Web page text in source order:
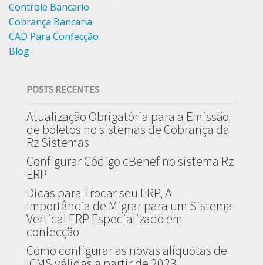
Controle Bancario
Cobrança Bancaria
CAD Para Confecção
Blog
POSTS RECENTES
Atualização Obrigatória para a Emissão
de boletos no sistemas de Cobrança da
Rz Sistemas
Configurar Código cBenef no sistema Rz
ERP
Dicas para Trocar seu ERP, A
Importância de Migrar para um Sistema
Vertical ERP Especializado em
confecção
Como configurar as novas alíquotas de